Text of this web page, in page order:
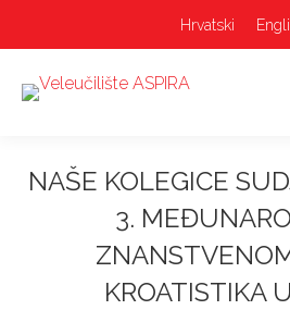
Hrvatski
NAŠE KOLEGICE
3.
KROATISTIKA